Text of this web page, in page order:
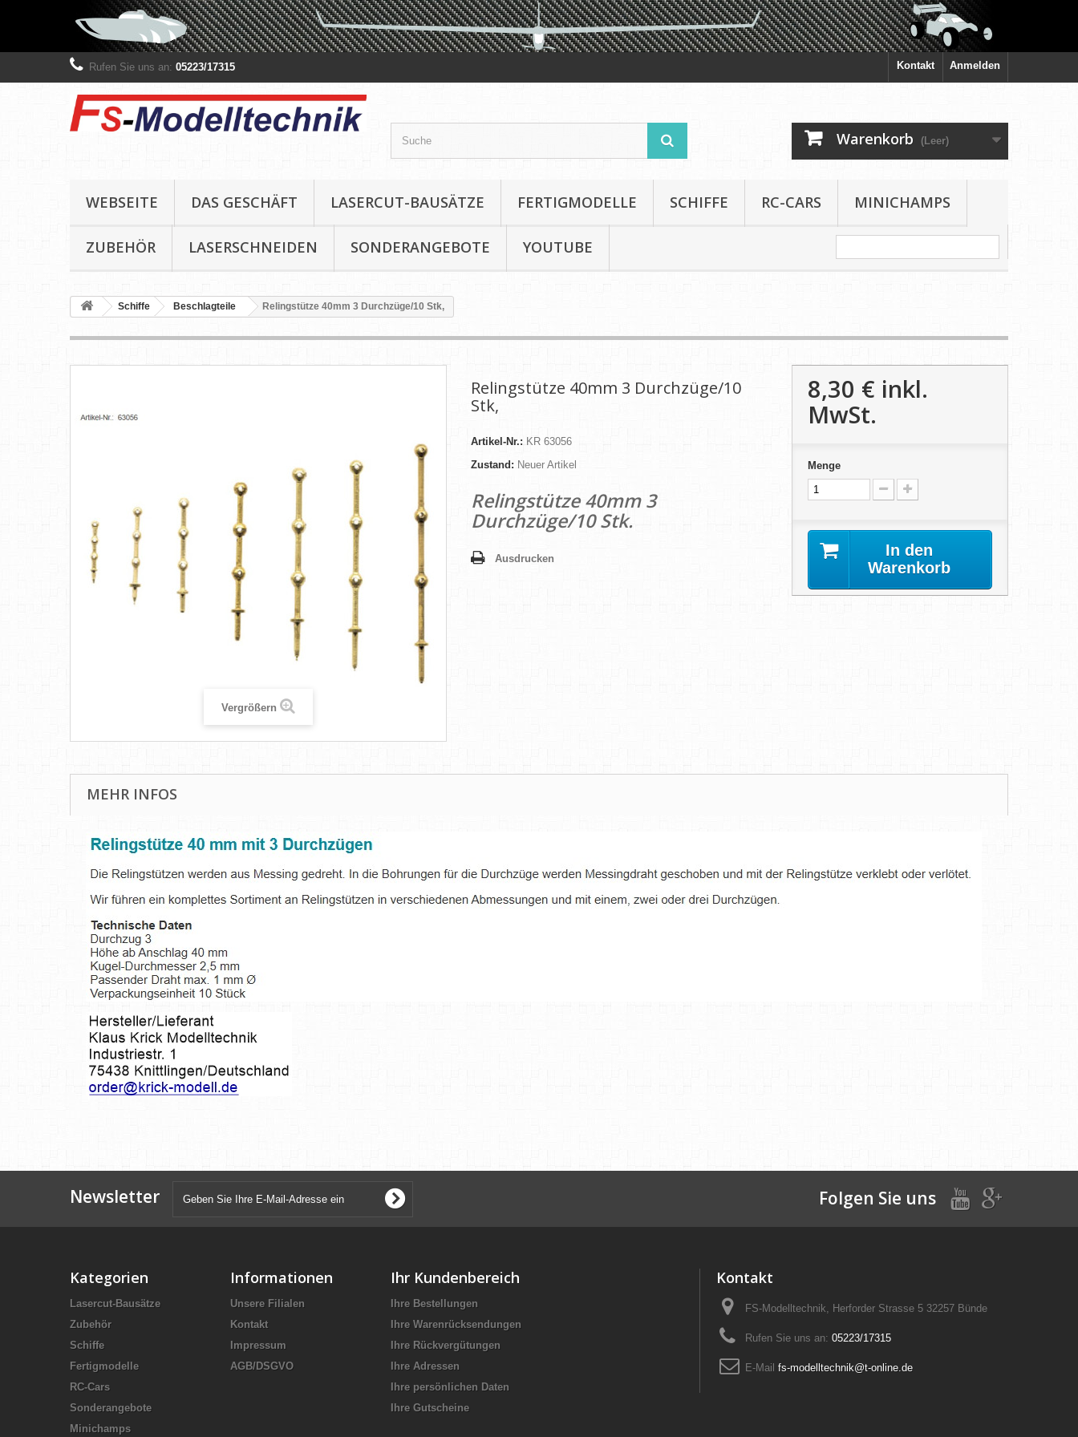
Anmelden
Kontakt
Rufen Sie uns an: 05223/17315
Warenkorb (Leer)
WEBSEITE DAS GESCHÄFT LASERCUT-BAUSÄTZE FERTIGMODELLE SCHIFFE RC-CARS MINICHAMPS
ZUBEHÖR LASERSCHNEIDEN SONDERANGEBOTE YOUTUBE
Schiffe Beschlagteile Relingstütze 40mm 3 Durchzüge/10 Stk,
Vergrößern
Relingstütze 40mm 3 Durchzüge/10
Stk,
Artikel-Nr.: KR 63056
Zustand: Neuer Artikel
Relingstütze 40mm 3
Durchzüge/10 Stk.
Ausdrucken
8,30 € inkl.
MwSt.
Menge
In den
Warenkorb
MEHR INFOS
Newsletter Folgen Sie uns
Kategorien
Lasercut-Bausätze
Zubehör
Schiffe
Fertigmodelle
RC-Cars
Sonderangebote
Minichamps
Informationen
Unsere Filialen
Kontakt
Impressum
AGB/DSGVO
Ihr Kundenbereich
Ihre Bestellungen
Ihre Warenrücksendungen
Ihre Rückvergütungen
Ihre Adressen
Ihre persönlichen Daten
Ihre Gutscheine
Kontakt
FS-Modelltechnik, Herforder Strasse 5 32257 Bünde
Rufen Sie uns an: 05223/17315
E-Mail fs-modelltechnik@t-online.de